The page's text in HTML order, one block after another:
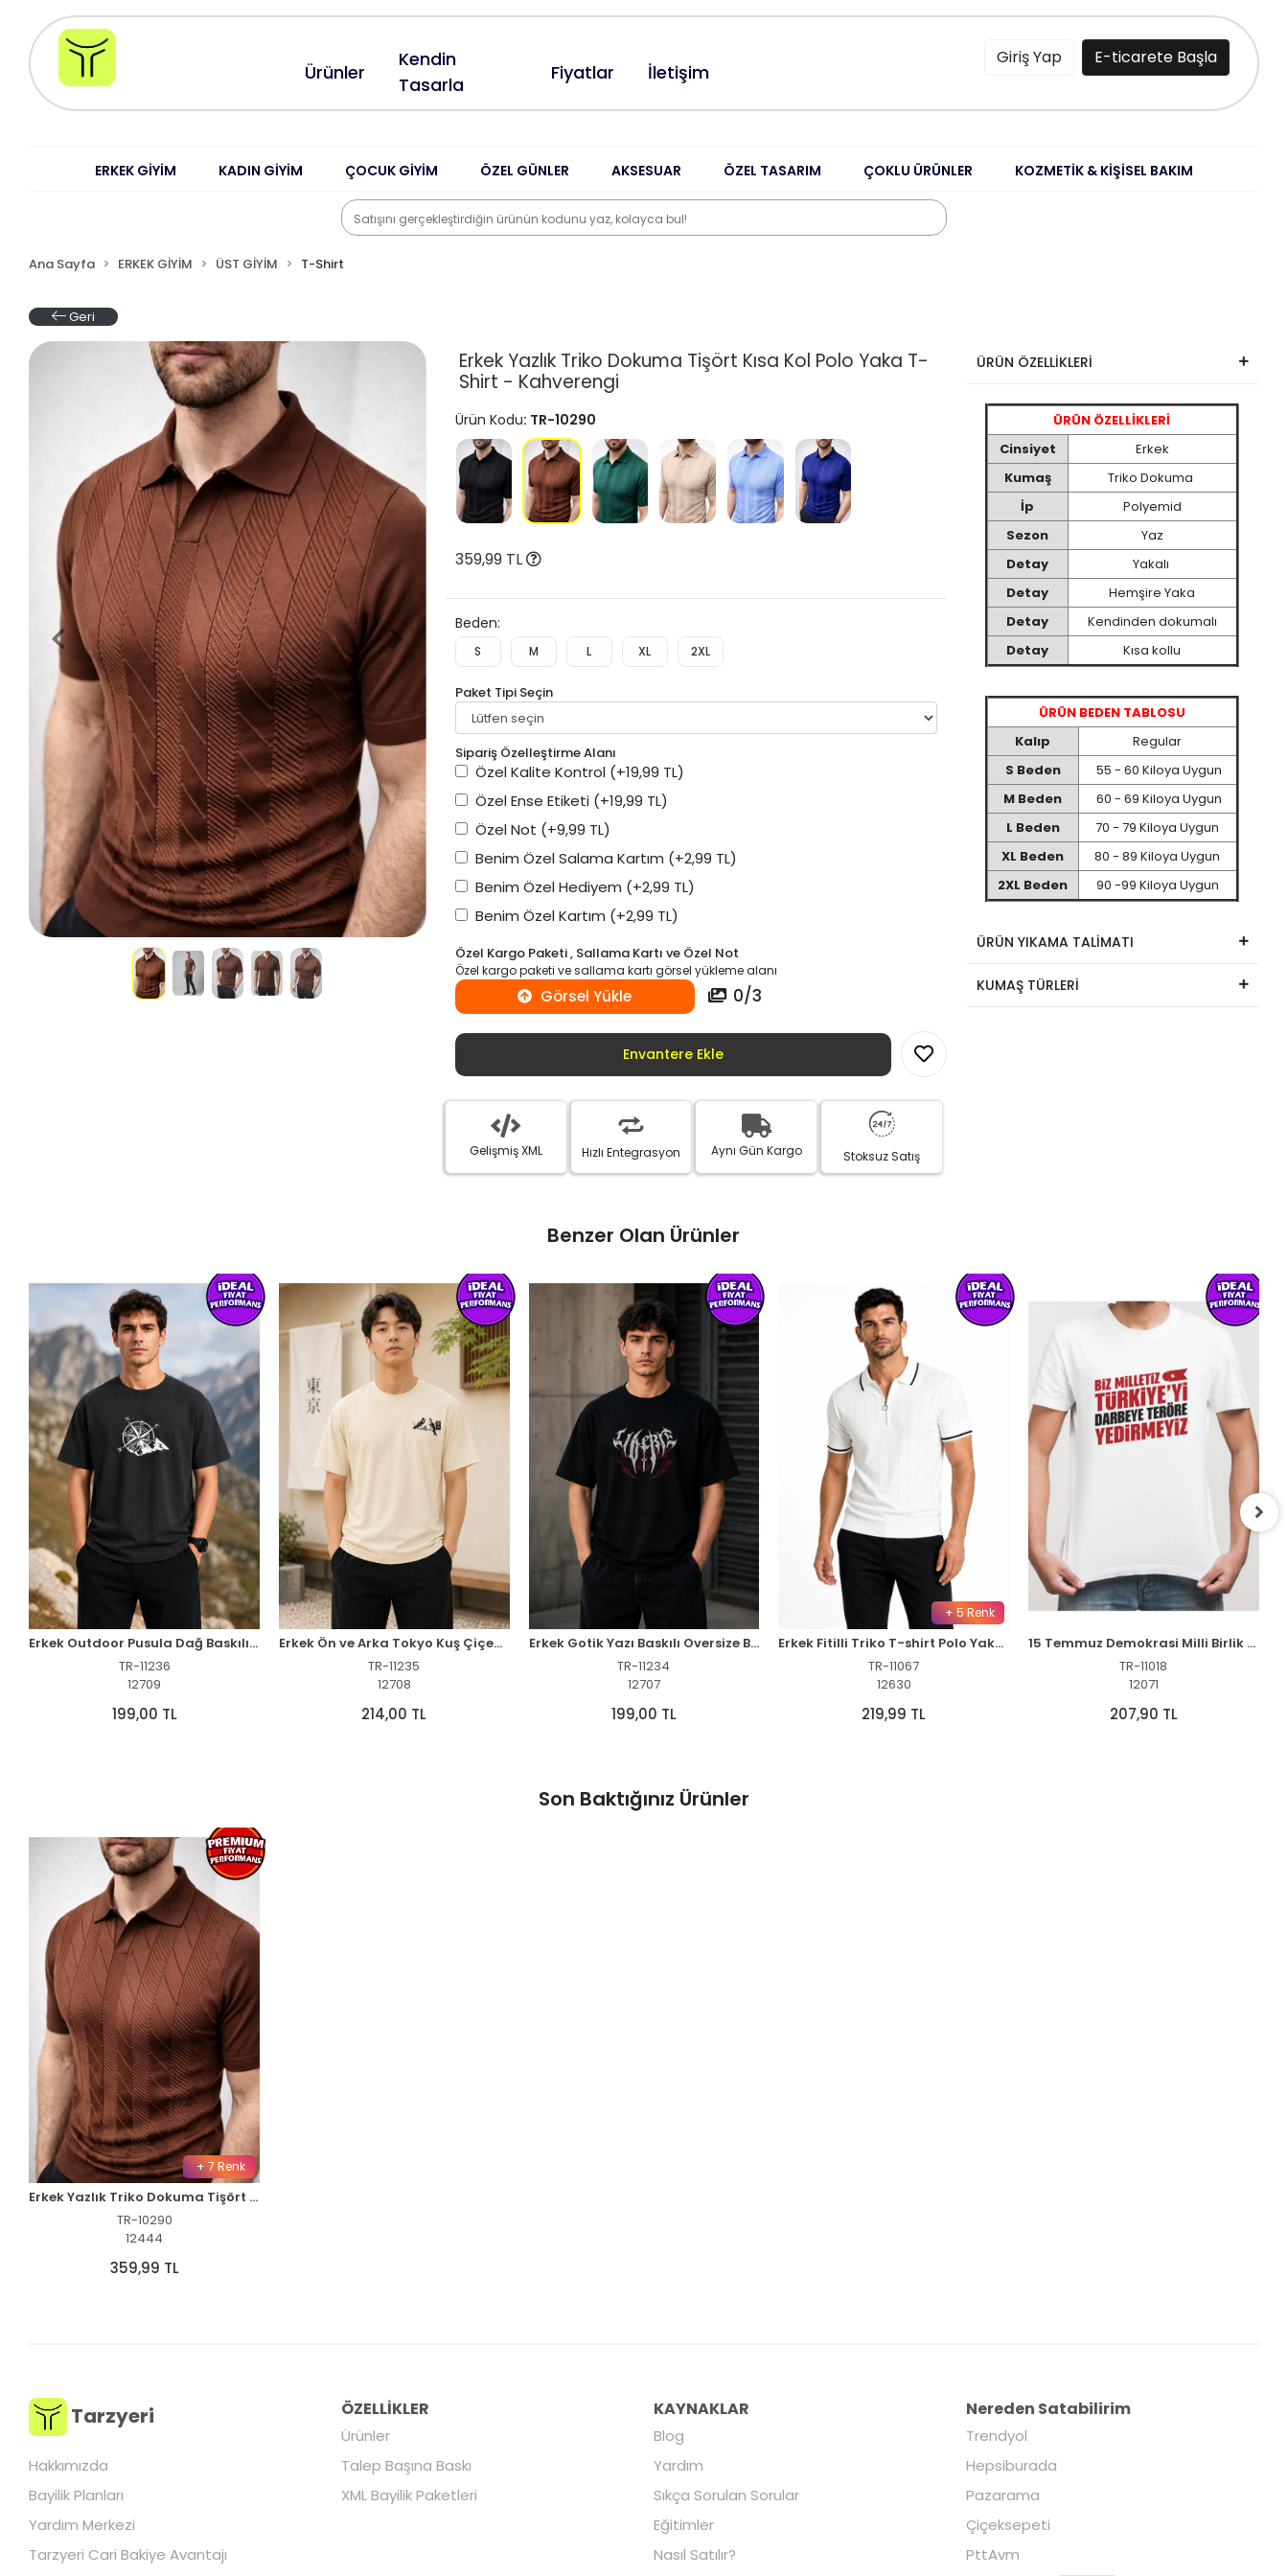
Ürünler
Kendin
Tasarla
Fiyatlar İletişim
Giriş Yap E-ticarete Başla
ERKEK GİYİM KADIN GİYİM ÇOCUK GİYİM ÖZEL GÜNLER AKSESUAR ÖZEL TASARIM ÇOKLU ÜRÜNLER KOZMETİK & KİŞİSEL BAKIM
Ana Sayfa ERKEK GİYİM ÜST GİYİM T-Shirt
Geri
Erkek Yazlık Triko Dokuma Tişört Kısa Kol Polo Yaka T-
Shirt - Kahverengi
Ürün Kodu: TR-10290
359,99 TL
Beden:
S M L XL 2XL
Paket Tipi Seçin
Sipariş Özelleştirme Alanı
Özel Kalite Kontrol (+19,99 TL)
Özel Ense Etiketi (+19,99 TL)
Özel Not (+9,99 TL)
Benim Özel Salama Kartım (+2,99 TL)
Benim Özel Hediyem (+2,99 TL)
Benim Özel Kartım (+2,99 TL)
Özel Kargo Paketi , Sallama Kartı ve Özel Not
Özel kargo paketi ve sallama kartı görsel yükleme alanı
Görsel Yükle 0/3
Envantere Ekle
Gelişmiş XML Hızlı Entegrasyon Aynı Gün Kargo Stoksuz Satış
ÜRÜN ÖZELLİKLERİ
ÜRÜN ÖZELLİKLERİ
Cinsiyet
Erkek
Kumaş
Triko Dokuma
İp
Polyemid
Sezon
Yaz
Detay
Yakalı
Detay
Hemşire Yaka
Detay
Kendinden dokumalı
Detay
Kısa kollu
ÜRÜN BEDEN TABLOSU
Kalıp
Regular
S Beden
55 - 60 Kiloya Uygun
M Beden
60 - 69 Kiloya Uygun
L Beden
70 - 79 Kiloya Uygun
XL Beden
80 - 89 Kiloya Uygun
2XL Beden
90 -99 Kiloya Uygun
ÜRÜN YIKAMA TALİMATI
KUMAŞ TÜRLERİ
Benzer Olan Ürünler
Erkek Outdoor Pusula Dağ Baskılı Kısa Kollu Oversize T-Shirt - Siyah
TR-11236
12709
199,00 TL
Erkek Ön ve Arka Tokyo Kuş Çiçek Baskılı Oversize T-Shirt - Ekru
TR-11235
12708
214,00 TL
Erkek Gotik Yazı Baskılı Oversize Bisiklet Yaka T-Shirt - Siyah
TR-11234
12707
199,00 TL
+ 5 Renk
Erkek Fitilli Triko T-shirt Polo Yaka Yarım Fermuarlı Kısa Kollu Tişört - Beyaz
TR-11067
12630
219,99 TL
15 Temmuz Demokrasi Milli Birlik YEDİRMEYİZ Baskılı Bisiklet Yaka T-shirt - Beyaz
TR-11018
12071
207,90 TL
Son Baktığınız Ürünler
+ 7 Renk
Erkek Yazlık Triko Dokuma Tişört Kısa Kol Polo Yaka T-Shirt - Kahverengi
TR-10290
12444
359,99 TL
Tarzyeri
Hakkımızda
Bayilik Planları
Yardım Merkezi
Tarzyeri Cari Bakiye Avantajı
ÖZELLİKLER
Ürünler
Talep Başına Baskı
XML Bayilik Paketleri
KAYNAKLAR
Blog
Yardım
Sıkça Sorulan Sorular
Eğitimler
Nasıl Satılır?
Nereden Satabilirim
Trendyol
Hepsiburada
Pazarama
Çiçeksepeti
PttAvm